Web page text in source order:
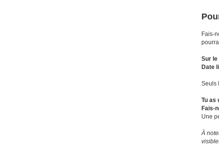
Fais-
Sur
Date
Seuls
Tu as
Fais-
Une
À